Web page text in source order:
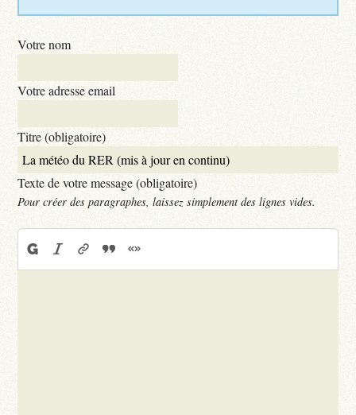
Votre nom
Votre adresse email
Titre (obligatoire)
Texte de votre message (obligatoire)
Pour créer des paragraphes, laissez simplement des lignes vides.